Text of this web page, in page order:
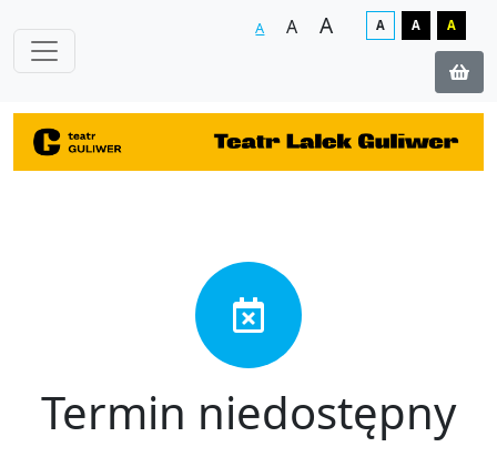
A A A A A A
Termin niedostępny